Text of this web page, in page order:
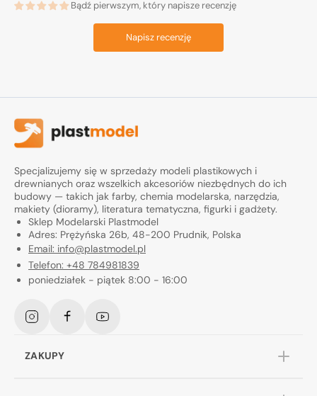
Bądź pierwszym, który napisze recenzję
Napisz recenzję
Specjalizujemy się w sprzedaży modeli plastikowych i
drewnianych oraz wszelkich akcesoriów niezbędnych do ich
budowy — takich jak farby, chemia modelarska, narzędzia,
makiety (dioramy), literatura tematyczna, figurki i gadżety.
Sklep Modelarski Plastmodel
Adres: Prężyńska 26b, 48-200 Prudnik, Polska
Email: info@plastmodel.pl
Telefon: +48 784981839
poniedziałek - piątek 8:00 - 16:00
InstagramFacebookYouTube
ZAKUPY